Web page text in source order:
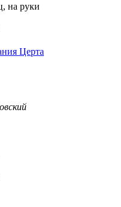
на руки
Церта